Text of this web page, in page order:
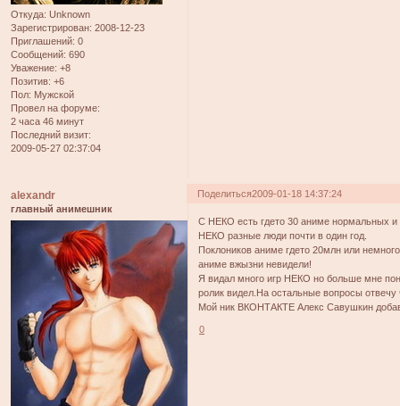
Откуда: Unknown
Зарегистрирован: 2008-12-23
Приглашений: 0
Сообщений: 690
Уважение: +8
Позитив: +6
Пол: Мужской
Провел на форуме:
2 часа 46 минут
Последний визит:
2009-05-27 02:37:04
Поделиться2009-01-18 14:37:24
alexandr
главный анимешник
С НЕКО есть гдето 30 аниме нормальных
НЕКО разные люди почти в один год.
Поклоников аниме гдето 20млн или
аниме вжызни невидели!
Я видал много игр НЕКО но больше мне
ролик видел.На остальные вопросы отвечу
Мой ник ВКОНТАКТЕ Алекс Савушкин
0